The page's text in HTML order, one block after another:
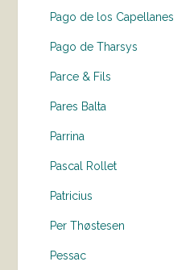
Pago de los Capellanes
Pago de Tharsys
Parce & Fils
Pares Balta
Parrina
Pascal Rollet
Patricius
Per Thøstesen
Pessac